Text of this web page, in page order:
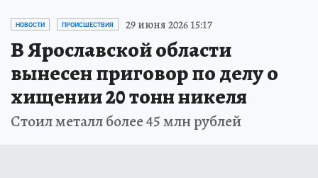
НОВОСТИ ПРОИСШЕСТВИЯ 29 июня 2026 15:17
В Ярославской области
вынесен приговор по делу о
хищении 20 тонн никеля
Стоил металл более 45 млн рублей